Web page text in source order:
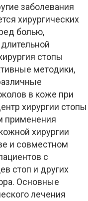
заболевания
хирургических
болью,
стопы
методики,
в коже при
хирургии стопы
применения
хирургии
и совместном
с
стоп и других
Основные
лечения